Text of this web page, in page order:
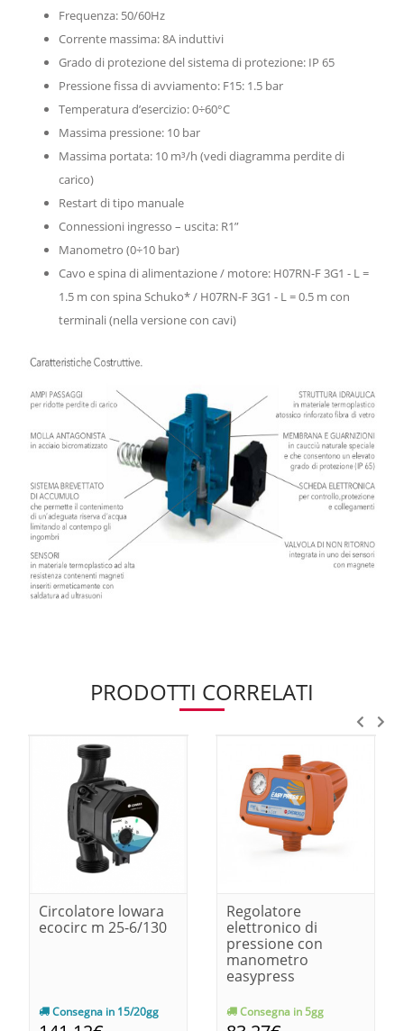
Frequenza: 50/60Hz
Corrente massima: 8A induttivi
Grado di protezione del sistema di protezione: IP 65
Pressione fissa di avviamento: F15: 1.5 bar
Temperatura d’esercizio: 0÷60°C
Massima pressione: 10 bar
Massima portata: 10 m³/h (vedi diagramma perdite di
carico)
Restart di tipo manuale
Connessioni ingresso – uscita: R1”
Manometro (0÷10 bar)
Cavo e spina di alimentazione / motore: H07RN-F 3G1 - L =
1.5 m con spina Schuko* / H07RN-F 3G1 - L = 0.5 m con
terminali (nella versione con cavi)
PRODOTTI CORRELATI
Circolatore lowara
ecocirc m 25-6/130
Consegna in 15/20gg
Regolatore
elettronico di
pressione con
manometro
easypress
Consegna in 5gg